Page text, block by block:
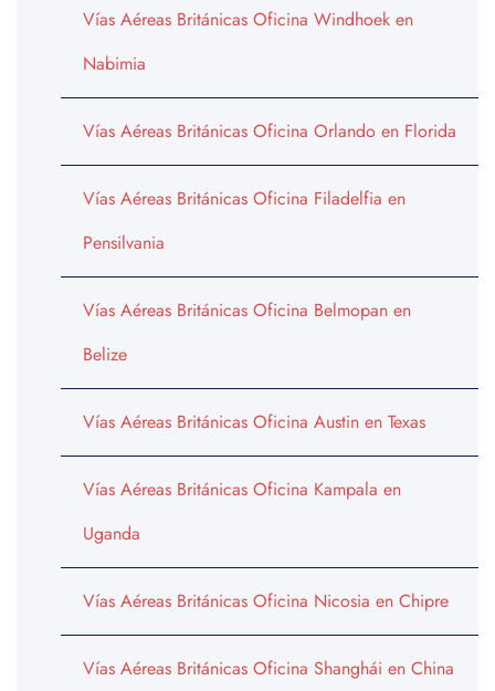
Vías Aéreas Británicas Oficina Windhoek en
Nabimia
Vías Aéreas Británicas Oficina Orlando en Florida
Vías Aéreas Británicas Oficina Filadelfia en
Pensilvania
Vías Aéreas Británicas Oficina Belmopan en
Belize
Vías Aéreas Británicas Oficina Austin en Texas
Vías Aéreas Británicas Oficina Kampala en
Uganda
Vías Aéreas Británicas Oficina Nicosia en Chipre
Vías Aéreas Británicas Oficina Shanghái en China